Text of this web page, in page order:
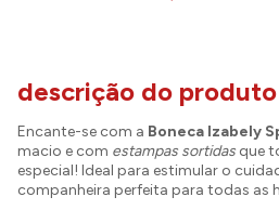
descrição do produto
Encante-se com a Boneca Izabely
macio e com estampas sortidas que
especial! Ideal para estimular o
companheira perfeita para todas as